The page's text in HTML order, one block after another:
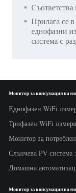
Прилага се
еднофазни
система с
Монитор за консумация на
Еднофазен WiFi
Трифазен WiFi
Монитор за
Слънчева PV система
Домашна
Монитор за консумация на